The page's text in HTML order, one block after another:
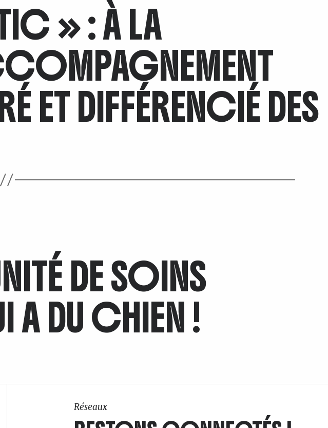
» : À LA
ET DIFFÉRENCIÉ DES
DE SOINS
A DU CHIEN !
Réseaux